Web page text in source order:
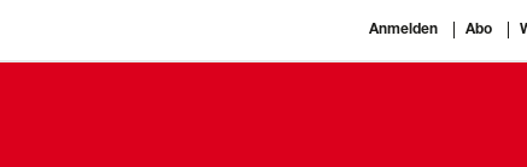
Anmelden Abo